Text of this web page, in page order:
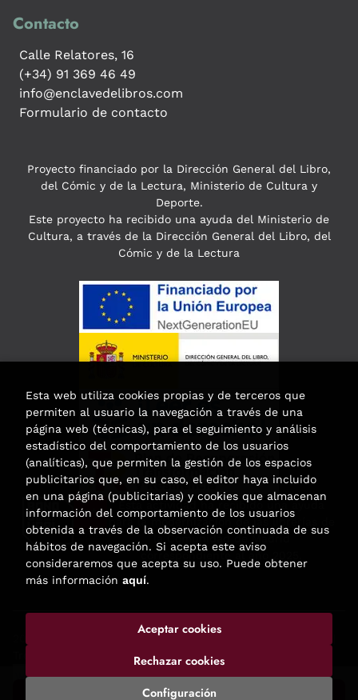
Contacto
Calle Relatores, 16
(+34) 91 369 46 49
info@enclavedelibros.com
Formulario de contacto
Proyecto financiado por la Dirección General del Libro,
del Cómic y de la Lectura, Ministerio de Cultura y
Deporte.
Este proyecto ha recibido una ayuda del Ministerio de
Cultura, a través de la Dirección General del Libro, del
Cómic y de la Lectura
Esta actividad ha recibido una ayuda
para la modernización de las librerías de
la Comunidad de Madrid
correspondiente al año 2025.
. Todos los Derechos Reservados |
Esta web utiliza cookies propias y de terceros que
permiten al usuario la navegación a través de una
página web (técnicas), para el seguimiento y análisis
estadístico del comportamiento de los usuarios
(analíticas), que permiten la gestión de los espacios
publicitarios que, en su caso, el editor haya incluido
en una página (publicitarias) y cookies que almacenan
información del comportamiento de los usuarios
obtenida a través de la observación continuada de sus
hábitos de navegación. Si acepta este aviso
consideraremos que acepta su uso. Puede obtener
más información aquí.
Configuración
Rechazar cookies
Aceptar cookies